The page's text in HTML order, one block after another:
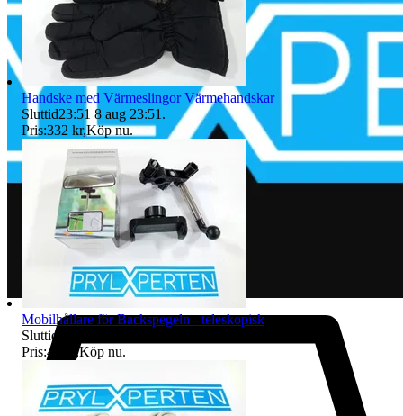
Handske med Värmeslingor Värmehandskar
Sluttid23:51 8 aug 23:51 .
Pris:332 kr,Köp nu.
Mobilhållare för Backspegeln - teleskopisk
Sluttid
Pris:49 kr ,Köp nu.